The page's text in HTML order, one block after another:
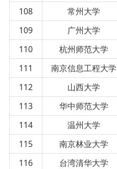
108
常州大学
109
广州大学
110
杭州师范大学
111
南京信息工程大学
112
山西大学
113
华中师范大学
114
温州大学
115
南京林业大学
116
台湾清华大学